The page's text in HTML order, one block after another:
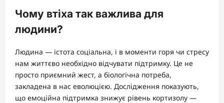
Чому втіха так важлива для
людини?
Людина — істота соціальна, і в моменти горя чи стресу
нам життєво необхідно відчувати підтримку. Це не
просто приємний жест, а біологічна потреба,
закладена в нас еволюцією. Дослідження показують,
що емоційна підтримка знижує рівень кортизолу —